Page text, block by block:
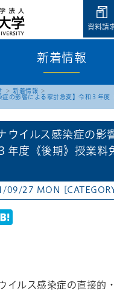
資料請
新着情報
新着情報
症の影響による家計急変】令和３年度
ウイルス感染症の影
年度《後期》授業料
09/27 MON
イルス感染症の直接的